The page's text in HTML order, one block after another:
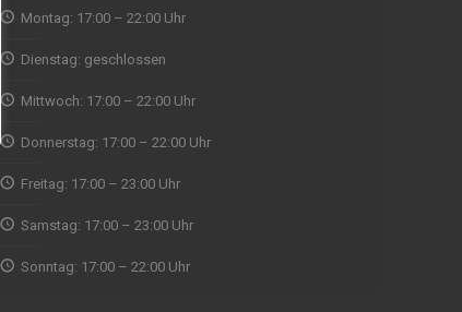
indisches Essen ausprobieren und waren
und Ambiente, Musik. Aufjedenfall zu
empfehlen
WALDEMAR RUDI
Montag: 17:00 – 22:00 Uhr
Dienstag: geschlossen
Mittwoch: 17:00 – 22:00 Uhr
Donnerstag: 17:00 – 22:00 Uhr
Freitag: 17:00 – 23:00 Uhr
Samstag: 17:00 – 23:00 Uhr
Sonntag: 17:00 – 22:00 Uhr